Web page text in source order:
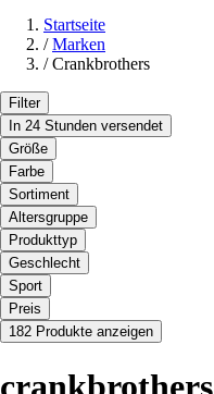
Startseite
/ Marken
/ Crankbrothers
Filter
In 24 Stunden versendet
Größe
Farbe
Sortiment
Altersgruppe
Produkttyp
Geschlecht
Sport
Preis
182 Produkte anzeigen
crankbrothers